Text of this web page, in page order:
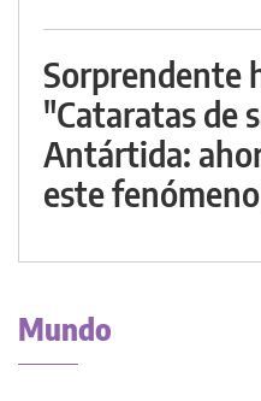
Sorprendente
"Cataratas de
Antártida:
este
Mundo